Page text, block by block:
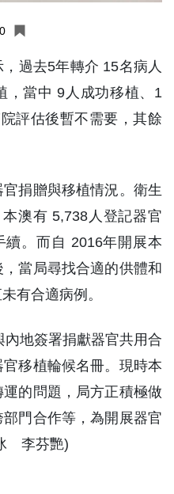
0
過去5年轉介 15名病人
，當中 9人成功移植、1
評估後暫不需要，其餘
捐贈與移植情況。衛生
澳有 5,738人登記器官
。而自 2016年開展本
當局尋找合適的供體和
有合適病例。
地簽署捐獻器官共用合
移植輪候名冊。現時本
的問題，局方正積極做
門合作等，為開展器官
李芬艷)